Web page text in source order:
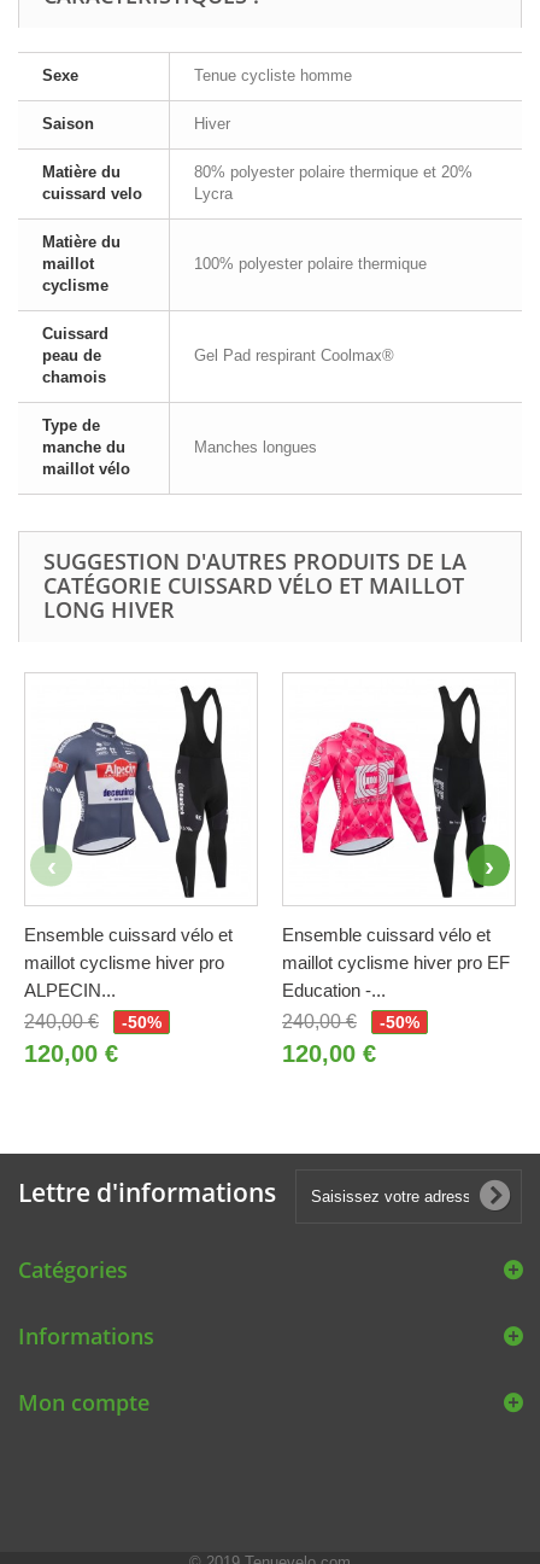
Sexe Tenue cycliste homme
Saison Hiver
Matière du
cuissard velo
80% polyester polaire thermique et 20%
Lycra
Matière du
maillot
cyclisme
100% polyester polaire thermique
Cuissard
peau de
chamois
Gel Pad respirant Coolmax®
Type de
manche du
maillot vélo
Manches longues
SUGGESTION D'AUTRES PRODUITS DE LA
CATÉGORIE CUISSARD VÉLO ET MAILLOT
LONG HIVER
Ensemble cuissard vélo et
maillot cyclisme hiver pro
ALPECIN...
240,00 €
-50%
120,00 €
Ensemble cuissard vélo et
maillot cyclisme hiver pro EF
Education -...
240,00 €
-50%
120,00 €
Lettre d'informations
Catégories
Informations
Mon compte